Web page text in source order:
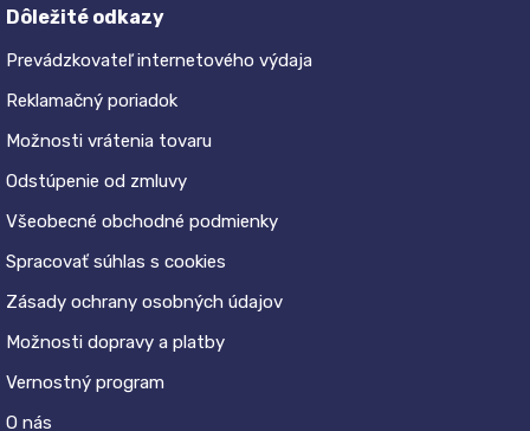
Dôležité odkazy
Prevádzkovateľ internetového výdaja
Reklamačný poriadok
Možnosti vrátenia tovaru
Odstúpenie od zmluvy
Všeobecné obchodné podmienky
Spracovať súhlas s cookies
Zásady ochrany osobných údajov
Možnosti dopravy a platby
Vernostný program
O nás